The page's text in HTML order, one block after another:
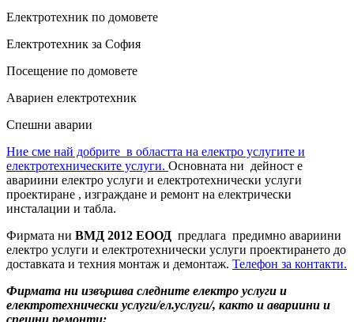
Електротехник по домовете
Електротехник за София
Посещение по домовете
Авариен електротехник
Спешни аварии
Ние сме най добрите в областта на електро услугите и
електротехническите услуги. Основната ни дейност е
авариини електро услуги и електротехнически услуги
проектиране , изграждане и ремонт на електрически
инсталации и табла.
Фирмата ни ВМД 2012 ЕООД предлага предимно авариини
електро услуги и електротехнически услуги проектирането до
доставката и техния монтаж и демонтаж. Телефон за контакти.
Фирмата ни извършва следните електро услуги и
електротехнически услуги/ел.услуги/, както и авариини и
спешни ремонти: